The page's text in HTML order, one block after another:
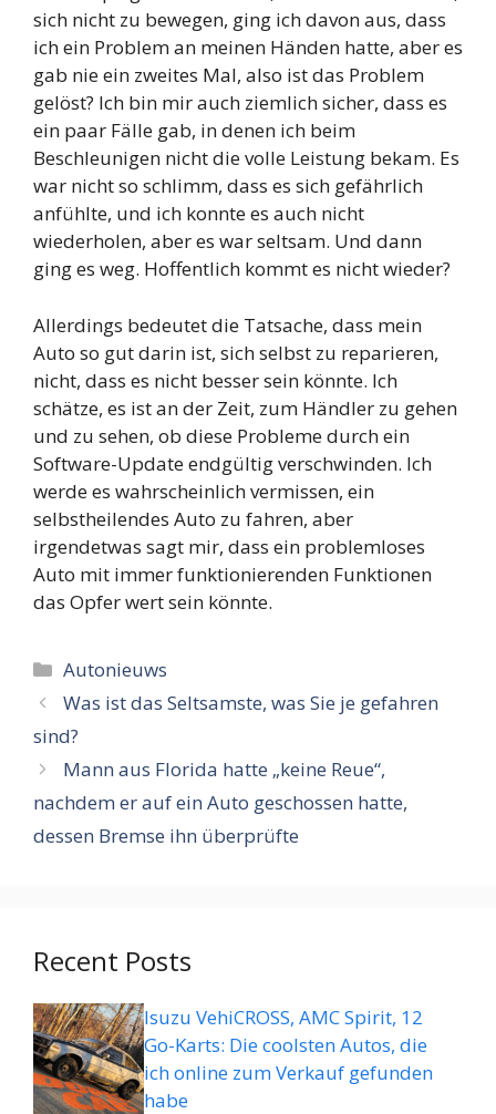
sich nicht zu bewegen, ging ich davon aus, dass
ich ein Problem an meinen Händen hatte, aber es
gab nie ein zweites Mal, also ist das Problem
gelöst? Ich bin mir auch ziemlich sicher, dass es
ein paar Fälle gab, in denen ich beim
Beschleunigen nicht die volle Leistung bekam. Es
war nicht so schlimm, dass es sich gefährlich
anfühlte, und ich konnte es auch nicht
wiederholen, aber es war seltsam. Und dann
ging es weg. Hoffentlich kommt es nicht wieder?
Allerdings bedeutet die Tatsache, dass mein
Auto so gut darin ist, sich selbst zu reparieren,
nicht, dass es nicht besser sein könnte. Ich
schätze, es ist an der Zeit, zum Händler zu gehen
und zu sehen, ob diese Probleme durch ein
Software-Update endgültig verschwinden. Ich
werde es wahrscheinlich vermissen, ein
selbstheilendes Auto zu fahren, aber
irgendetwas sagt mir, dass ein problemloses
Auto mit immer funktionierenden Funktionen
das Opfer wert sein könnte.
Categorieën
Autonieuws
Was ist das Seltsamste, was Sie je gefahren
sind?
Mann aus Florida hatte „keine Reue“,
nachdem er auf ein Auto geschossen hatte,
dessen Bremse ihn überprüfte
Recent Posts
Isuzu VehiCROSS, AMC Spirit, 12
Go-Karts: Die coolsten Autos, die
ich online zum Verkauf gefunden
habe